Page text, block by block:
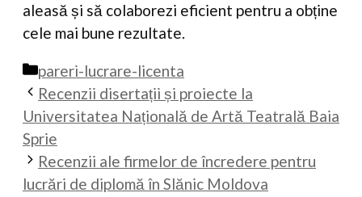
aleasă și să colaborezi eficient pentru a obține
cele mai bune rezultate.
Categorii
pareri-lucrare-licenta
Recenzii disertații și proiecte la
Universitatea Națională de Artă Teatrală Baia
Sprie
Recenzii ale firmelor de încredere pentru
lucrări de diplomă în Slănic Moldova